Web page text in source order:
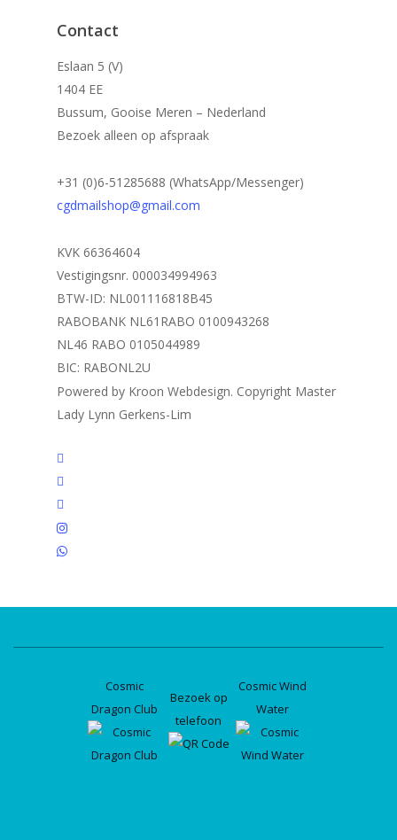
Contact
Eslaan 5 (V)
1404 EE
Bussum, Gooise Meren – Nederland
Bezoek alleen op afspraak
+31 (0)6-51285688 (WhatsApp/Messenger)
cgdmailshop@gmail.com
KVK 66364604
Vestigingsnr. 000034994963
BTW-ID: NL001116818B45
RABOBANK NL61RABO 0100943268
NL46 RABO 0105044989
BIC: RABONL2U
Powered by Kroon Webdesign. Copyright Master
Lady Lynn Gerkens-Lim
twitter
facebook
linkedin
instagram
whatsapp
Cosmic
Dragon Club
Bezoek op
telefoon
Cosmic Wind
Water